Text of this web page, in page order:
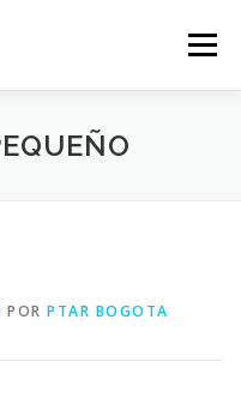
Menú
POR PTAR BOGOTA